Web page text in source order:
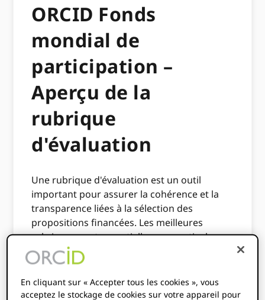
ORCID Fonds
mondial de
participation –
Aperçu de la
rubrique
d'évaluation
Une rubrique d'évaluation est un outil
important pour assurer la cohérence et la
transparence liées à la sélection des
propositions financées. Les meilleures
rubriques sont essentielles pour articuler ce
qu'est l'excellence, quels traits d'une
proposition sont les plus importants et pour
aider à éliminer le potentiel de biais en
rendant les critères plus objectifs. Nous
En cliquant sur « Accepter tous les cookies », vous
acceptez le stockage de cookies sur votre appareil pour